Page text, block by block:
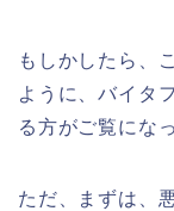
もしかしたら、
ように、バイタ
る方がご覧にな
ただ、まずは、